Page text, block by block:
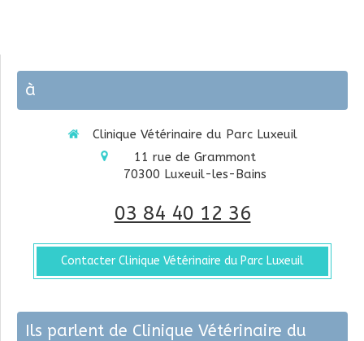
à
Clinique Vétérinaire du Parc Luxeuil
11 rue de Grammont
70300 Luxeuil-les-Bains
03 84 40 12 36
Contacter Clinique Vétérinaire du Parc Luxeuil
Ils parlent de Clinique Vétérinaire du